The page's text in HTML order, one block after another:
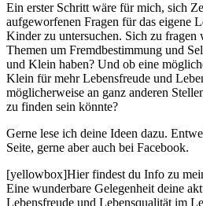
Ein erster Schritt wäre für mich, sich
aufgeworfenen Fragen für das eigene
Kinder zu untersuchen. Sich zu fragen
Themen um Fremdbestimmung und
und Klein haben? Und ob eine
Klein für mehr Lebensfreude und
möglicherweise an ganz anderen
zu finden sein könnte?
Gerne lese ich deine Ideen dazu.
Seite, gerne aber auch bei Facebook.
[yellowbox]Hier findest du Info zu
Eine wunderbare Gelegenheit deine
Lebensfreude und Lebensqualität im